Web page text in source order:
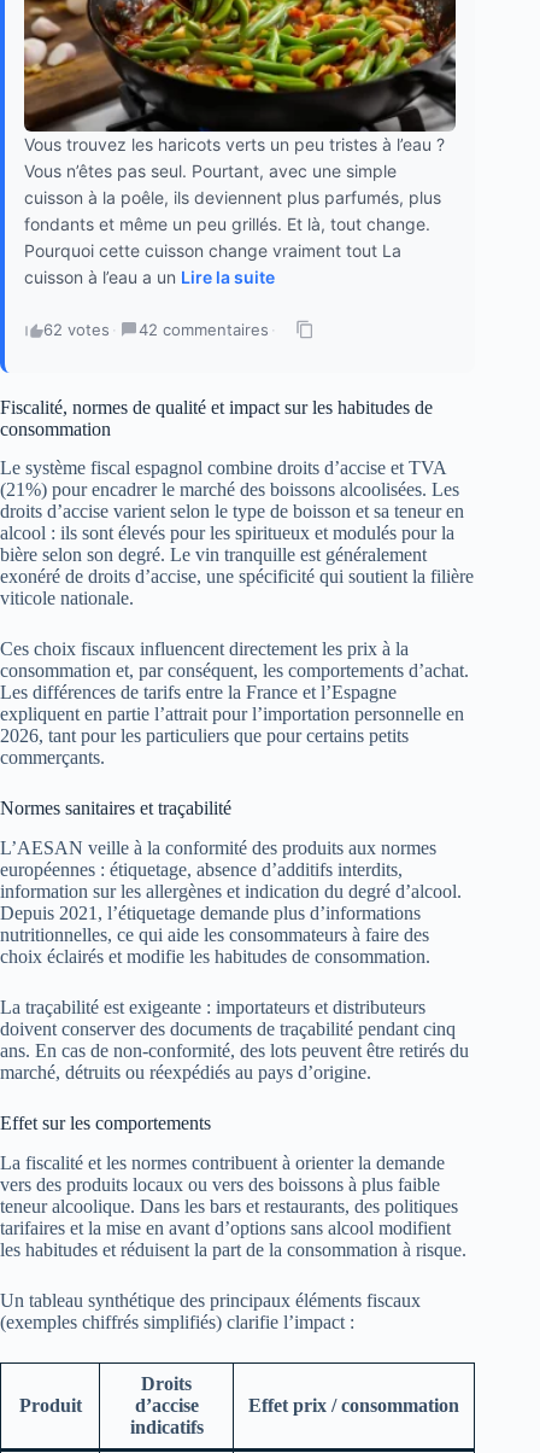
Vous trouvez les haricots verts un peu tristes à l’eau ?
Vous n’êtes pas seul. Pourtant, avec une simple
cuisson à la poêle, ils deviennent plus parfumés, plus
fondants et même un peu grillés. Et là, tout change.
Pourquoi cette cuisson change vraiment tout La
cuisson à l’eau a un Lire la suite
62 votes · 42 commentaires ·
Fiscalité, normes de qualité et impact sur les habitudes de
consommation
Le système fiscal espagnol combine droits d’accise et TVA
(21%) pour encadrer le marché des boissons alcoolisées. Les
droits d’accise varient selon le type de boisson et sa teneur en
alcool : ils sont élevés pour les spiritueux et modulés pour la
bière selon son degré. Le vin tranquille est généralement
exonéré de droits d’accise, une spécificité qui soutient la filière
viticole nationale.
Ces choix fiscaux influencent directement les prix à la
consommation et, par conséquent, les comportements d’achat.
Les différences de tarifs entre la France et l’Espagne
expliquent en partie l’attrait pour l’importation personnelle en
2026, tant pour les particuliers que pour certains petits
commerçants.
Normes sanitaires et traçabilité
L’AESAN veille à la conformité des produits aux normes
européennes : étiquetage, absence d’additifs interdits,
information sur les allergènes et indication du degré d’alcool.
Depuis 2021, l’étiquetage demande plus d’informations
nutritionnelles, ce qui aide les consommateurs à faire des
choix éclairés et modifie les habitudes de consommation.
La traçabilité est exigeante : importateurs et distributeurs
doivent conserver des documents de traçabilité pendant cinq
ans. En cas de non-conformité, des lots peuvent être retirés du
marché, détruits ou réexpédiés au pays d’origine.
Effet sur les comportements
La fiscalité et les normes contribuent à orienter la demande
vers des produits locaux ou vers des boissons à plus faible
teneur alcoolique. Dans les bars et restaurants, des politiques
tarifaires et la mise en avant d’options sans alcool modifient
les habitudes et réduisent la part de la consommation à risque.
Un tableau synthétique des principaux éléments fiscaux
(exemples chiffrés simplifiés) clarifie l’impact :
Produit
Droits
d’accise
indicatifs
Effet prix / consommation